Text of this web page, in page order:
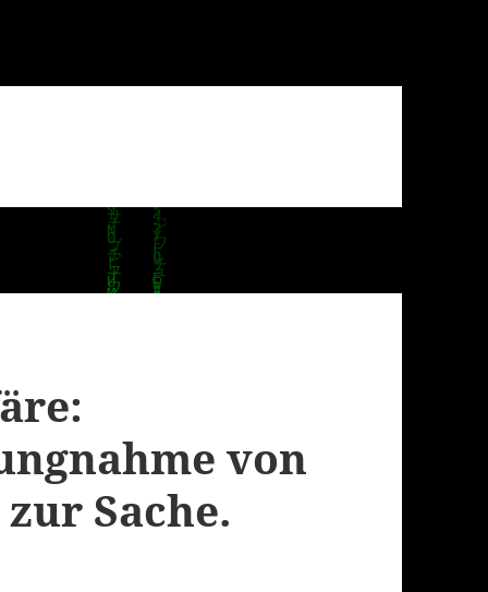
von
Sache.